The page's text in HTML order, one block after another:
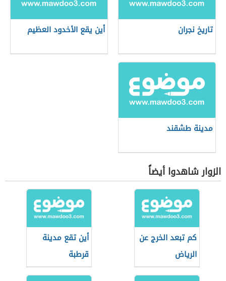
تاريخ نجران أين يقع الأخدود العظيم
مدينة طشقند
الزوار شاهدوا أيضاً
كم تبعد الخرج عن
الرياض
أين تقع مدينة
قرطبة